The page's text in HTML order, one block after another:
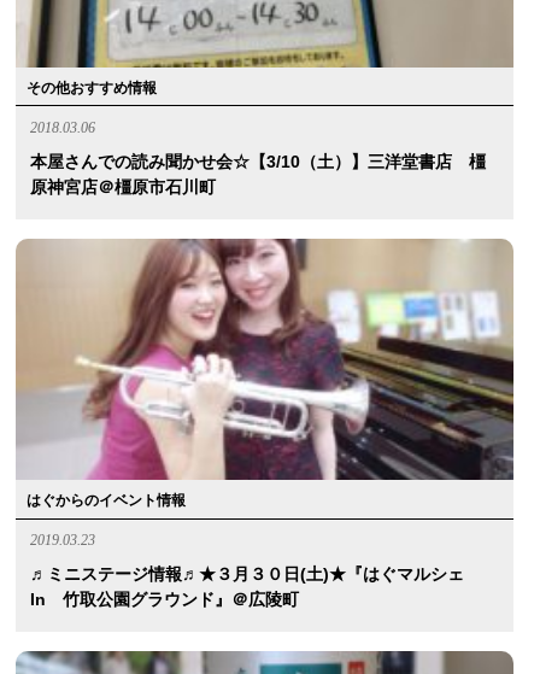
その他おすすめ情報
2018.03.06
本屋さんでの読み聞かせ会☆【3/10（土）】三洋堂書店 橿
原神宮店＠橿原市石川町
はぐからのイベント情報
2019.03.23
♬ミニステージ情報♬★３月３０日(土)★『はぐマルシェ
In 竹取公園グラウンド』＠広陵町